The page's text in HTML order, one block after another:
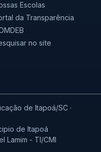
Escolas
da Transparência
no site
de Itapoá/SC ·
de Itapoá
Lamim - TI/CMI